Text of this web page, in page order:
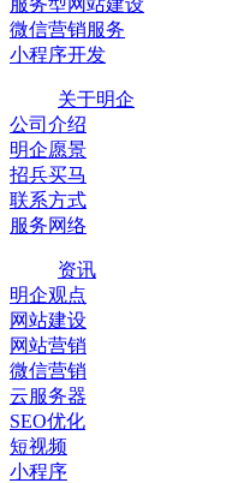
微信营销服务
小程序开发
关于明企
公司介绍
明企愿景
招兵买马
联系方式
服务网络
资讯
明企观点
网站建设
网站营销
微信营销
云服务器
SEO优化
短视频
小程序